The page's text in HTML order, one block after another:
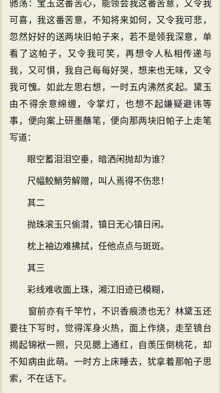
驰荡：宝玉这番苦心，能领会我这番苦意，又令我
可喜，我这番苦意，不知将来如何，又令我可悲，
忽然好好的送两块旧帕子来，若不是领我深意，单
看了这帕子，又令我可笑，再想令人私相传递与
我，又可惧，我自己每每好哭，想来也无味，又令
我可愧。如此左思右想，一时五内沸然炙起。黛玉
由不得余意绵缠，令掌灯，也想不起嫌疑避讳等
事，便向案上研墨蘸笔，便向那两块旧帕子上走笔
写道：
眼空蓄泪泪空垂，暗洒闲抛却为谁？
尺幅鲛鮹劳解赠，叫人焉得不伤悲！
其二
抛珠滚玉只偷潸，镇日无心镇日闲。
枕上袖边难拂拭，任他点点与斑斑。
其三
彩线难收面上珠，湘江旧迹已模糊，
窗前亦有千竿竹，不识香痕渍也无？林黛玉还
要往下写时，觉得浑身火热，面上作烧，走至镜台
揭起锦袱一照，只见腮上通红，自羡压倒桃花，却
不知病由此萌。一时方上床睡去，犹拿着那帕子思
索，不在话下。